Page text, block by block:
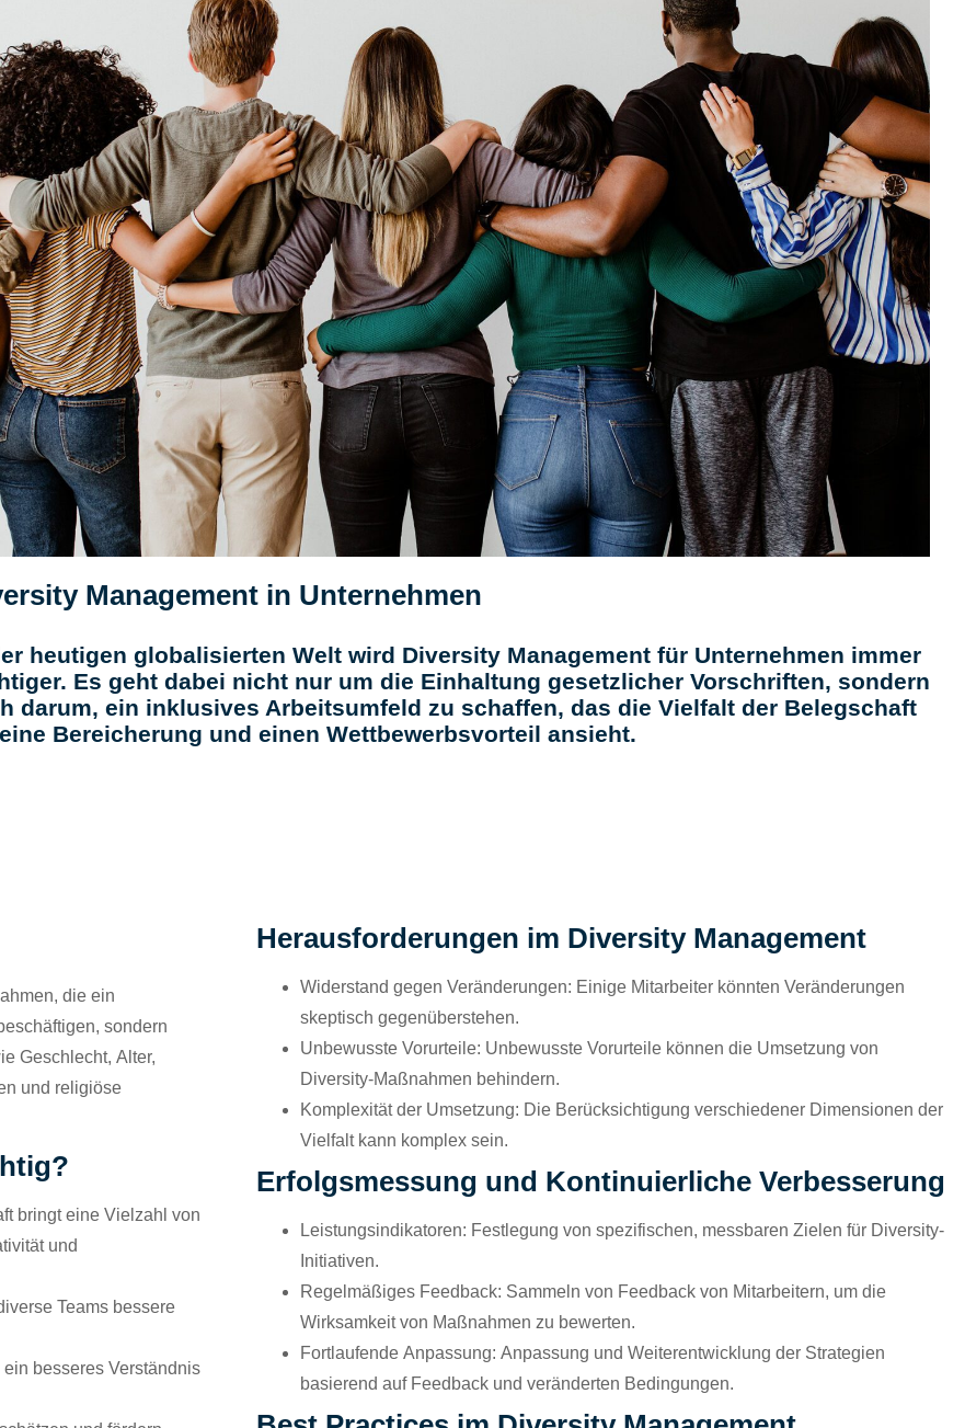
Management in Unternehmen
heutigen globalisierten Welt wird Diversity Management für Unternehmen immer
Es geht dabei nicht nur um die Einhaltung gesetzlicher Vorschriften, sondern
darum, ein inklusives Arbeitsumfeld zu schaffen, das die Vielfalt der Belegschaft
Bereicherung und einen Wettbewerbsvorteil ansieht.
die ein
sondern
Geschlecht, Alter,
und religiöse
bringt eine Vielzahl von
und
Teams bessere
besseres Verständnis
Herausforderungen im Diversity Management
Widerstand gegen Veränderungen: Einige Mitarbeiter könnten Veränderungen
skeptisch gegenüberstehen.
Unbewusste Vorurteile: Unbewusste Vorurteile können die Umsetzung von
Diversity-Maßnahmen behindern.
Komplexität der Umsetzung: Die Berücksichtigung verschiedener Dimensionen der
Vielfalt kann komplex sein.
Erfolgsmessung und Kontinuierliche Verbesserung
Leistungsindikatoren: Festlegung von spezifischen, messbaren Zielen für Diversity-
Initiativen.
Regelmäßiges Feedback: Sammeln von Feedback von Mitarbeitern, um die
Wirksamkeit von Maßnahmen zu bewerten.
Fortlaufende Anpassung: Anpassung und Weiterentwicklung der Strategien
basierend auf Feedback und veränderten Bedingungen.